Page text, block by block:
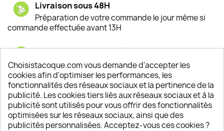
Livraison sous 48H
Préparation de votre commande le jour même si
commande effectuée avant 13H
Satisfaction de nos clients
Depuis 2009, entre 92% et 94% de nos clients
sont satisfaits de nos produits
Un SAV à votre écoute
Notre SAV est disponible 6/7J de 10h à 18H
Choisistacoque.com vous demande d'accepter les
cookies afin d'optimiser les performances, les
fonctionnalités des réseaux sociaux et la pertinence de la
publicité. Les cookies tiers liés aux réseaux sociaux et à la
publicité sont utilisés pour vous offrir des fonctionnalités
optimisées sur les réseaux sociaux, ainsi que des
publicités personnalisées. Acceptez-vous ces cookies ?